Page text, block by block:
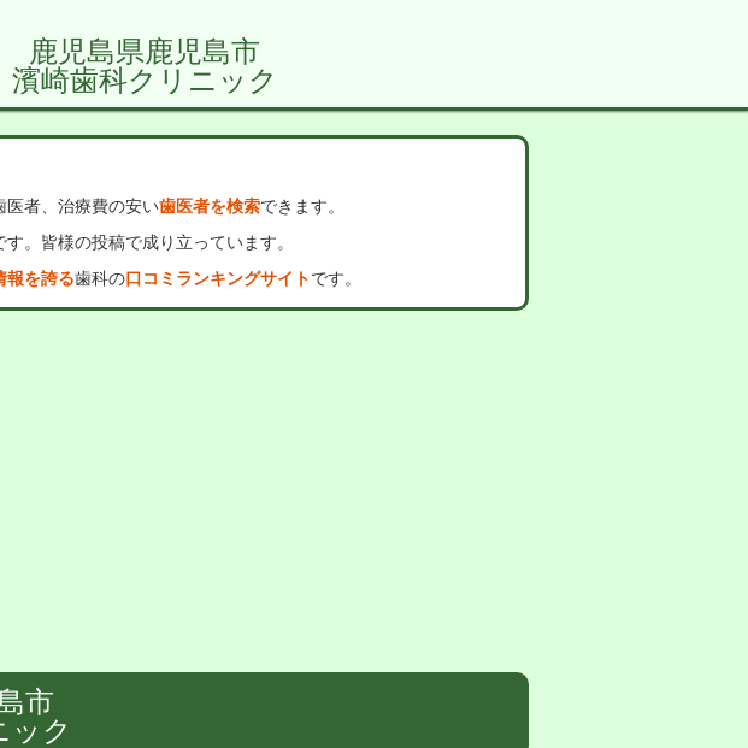
鹿児島県鹿児島市
濱崎歯科クリニック
医者、治療費の安い歯医者を検索できます。
。皆様の投稿で成り立っています。
報を誇る歯科の口コミランキングサイトです。
市
ック